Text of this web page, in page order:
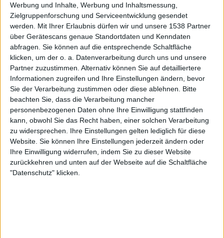
Werbung und Inhalte, Werbung und Inhaltsmessung,
Zielgruppenforschung und Serviceentwicklung gesendet
werden.
Mit Ihrer Erlaubnis dürfen wir und unsere 1538 Partner
über Gerätescans genaue Standortdaten und Kenndaten
abfragen. Sie können auf die entsprechende Schaltfläche
klicken, um der o. a. Datenverarbeitung durch uns und unsere
Partner zuzustimmen. Alternativ können Sie auf detailliertere
Informationen zugreifen und Ihre Einstellungen ändern, bevor
Sie der Verarbeitung zustimmen oder diese ablehnen.
Bitte
beachten Sie, dass die Verarbeitung mancher
personenbezogenen Daten ohne Ihre Einwilligung stattfinden
kann, obwohl Sie das Recht haben, einer solchen Verarbeitung
zu widersprechen. Ihre Einstellungen gelten lediglich für diese
Website. Sie können Ihre Einstellungen jederzeit ändern oder
Ihre Einwilligung widerrufen, indem Sie zu dieser Website
zurückkehren und unten auf der Webseite auf die Schaltfläche
"Datenschutz" klicken.